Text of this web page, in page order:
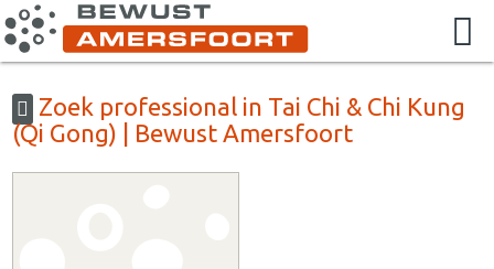
Zoek professional in Tai Chi & Chi Kung
(Qi Gong) | Bewust Amersfoort